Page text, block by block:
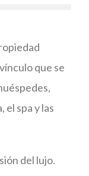
que se
el spa y las
del lujo.